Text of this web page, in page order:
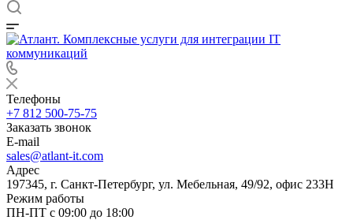
Телефоны
+7 812 500-75-75
Заказать звонок
E-mail
sales@atlant-it.com
Адрес
197345, г. Санкт-Петербург, ул. Мебельная, 49/92, офис 233Н
Режим работы
ПН-ПТ с 09:00 до 18:00